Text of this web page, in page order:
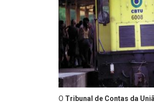
O Tribunal de Contas da